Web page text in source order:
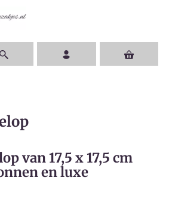
van 17,5 x 17,5 cm
en luxe